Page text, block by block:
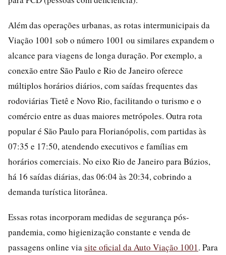
Além das operações urbanas, as rotas intermunicipais da
Viação 1001 sob o número 1001 ou similares expandem o
alcance para viagens de longa duração. Por exemplo, a
conexão entre São Paulo e Rio de Janeiro oferece
múltiplos horários diários, com saídas frequentes das
rodoviárias Tietê e Novo Rio, facilitando o turismo e o
comércio entre as duas maiores metrópoles. Outra rota
popular é São Paulo para Florianópolis, com partidas às
07:35 e 17:50, atendendo executivos e famílias em
horários comerciais. No eixo Rio de Janeiro para Búzios,
há 16 saídas diárias, das 06:04 às 20:34, cobrindo a
demanda turística litorânea.
Essas rotas incorporam medidas de segurança pós-
pandemia, como higienização constante e venda de
passagens online viasite oficial da Auto Viação 1001. Para